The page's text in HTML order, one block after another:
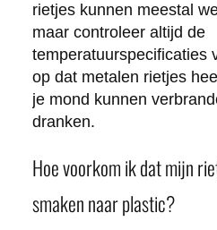
rietjes kunnen meestal
maar controleer altijd de
temperatuurspecificaties
op dat metalen rietjes
je mond kunnen
dranken.
Hoe voorkom ik dat mijn
smaken naar plastic?